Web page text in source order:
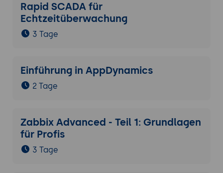
Rapid SCADA für
Echtzeitüberwachung
3 Tage
Einführung in AppDynamics
2 Tage
Zabbix Advanced - Teil 1: Grundlagen
für Profis
3 Tage